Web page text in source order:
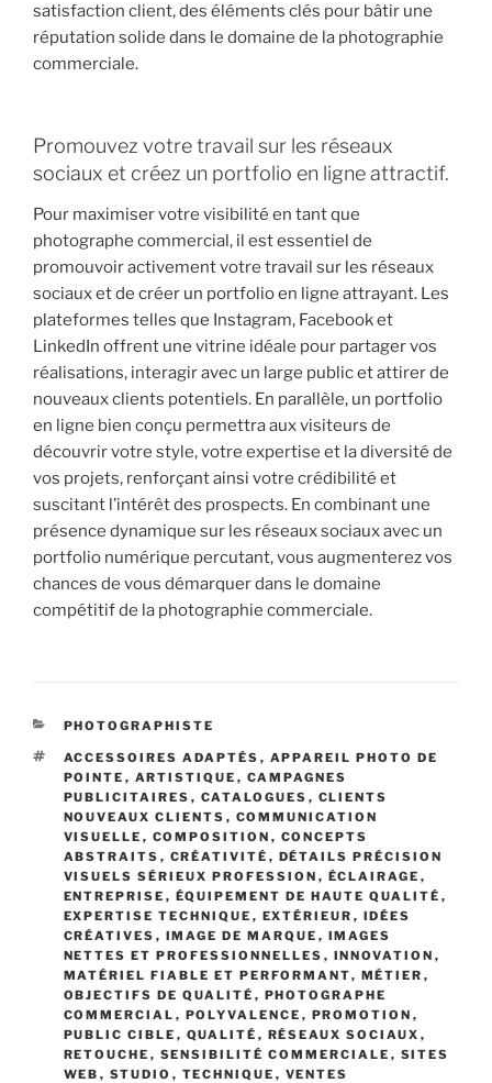
satisfaction client, des éléments clés pour bâtir une
réputation solide dans le domaine de la photographie
commerciale.
Promouvez votre travail sur les réseaux
sociaux et créez un portfolio en ligne attractif.
Pour maximiser votre visibilité en tant que
photographe commercial, il est essentiel de
promouvoir activement votre travail sur les réseaux
sociaux et de créer un portfolio en ligne attrayant. Les
plateformes telles que Instagram, Facebook et
LinkedIn offrent une vitrine idéale pour partager vos
réalisations, interagir avec un large public et attirer de
nouveaux clients potentiels. En parallèle, un portfolio
en ligne bien conçu permettra aux visiteurs de
découvrir votre style, votre expertise et la diversité de
vos projets, renforçant ainsi votre crédibilité et
suscitant l’intérêt des prospects. En combinant une
présence dynamique sur les réseaux sociaux avec un
portfolio numérique percutant, vous augmenterez vos
chances de vous démarquer dans le domaine
compétitif de la photographie commerciale.
CATÉGORIES
PHOTOGRAPHISTE
ÉTIQUETTES
ACCESSOIRES ADAPTÉS , APPAREIL PHOTO DE
POINTE , ARTISTIQUE , CAMPAGNES
PUBLICITAIRES , CATALOGUES , CLIENTS
NOUVEAUX CLIENTS , COMMUNICATION
VISUELLE , COMPOSITION , CONCEPTS
ABSTRAITS , CRÉATIVITÉ , DÉTAILS PRÉCISION
VISUELS SÉRIEUX PROFESSION , ÉCLAIRAGE ,
ENTREPRISE , ÉQUIPEMENT DE HAUTE QUALITÉ ,
EXPERTISE TECHNIQUE , EXTÉRIEUR , IDÉES
CRÉATIVES , IMAGE DE MARQUE , IMAGES
NETTES ET PROFESSIONNELLES , INNOVATION ,
MATÉRIEL FIABLE ET PERFORMANT, MÉTIER ,
OBJECTIFS DE QUALITÉ , PHOTOGRAPHE
COMMERCIAL , POLYVALENCE , PROMOTION ,
PUBLIC CIBLE , QUALITÉ , RÉSEAUX SOCIAUX ,
RETOUCHE , SENSIBILITÉ COMMERCIALE , SITES
WEB , STUDIO , TECHNIQUE , VENTES